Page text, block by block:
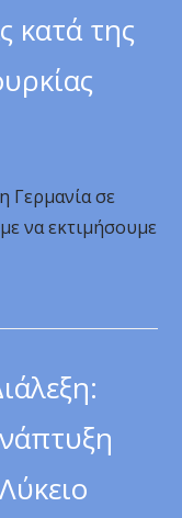
κατά της
Γερμανία σε
να εκτιμήσουμε